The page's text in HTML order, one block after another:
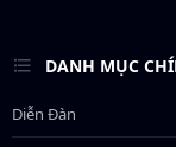
DANH MỤC
Diễn Đàn